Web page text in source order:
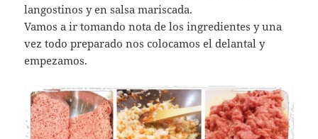
langostinos y en salsa mariscada.
Vamos a ir tomando nota de los ingredientes y una
vez todo preparado nos colocamos el delantal y
empezamos.